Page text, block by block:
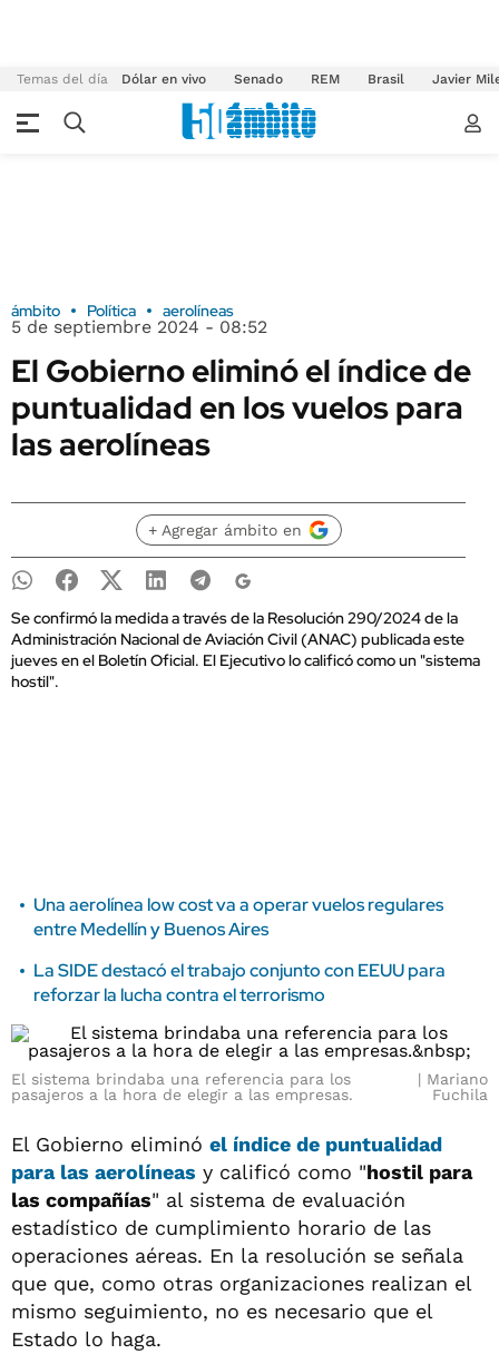
Temas del día Dólar en vivo Senado REM Brasil Javier
ámbito Política aerolíneas
5 de septiembre 2024 - 08:52
El Gobierno eliminó el índice de
puntualidad en los vuelos para
las aerolíneas
+ Agregar ámbito en
Se confirmó la medida a través de la Resolución 290/2024 de la
Administración Nacional de Aviación Civil (ANAC) publicada este
jueves en el Boletín Oficial. El Ejecutivo lo calificó como un "sistema
hostil".
Una aerolínea low cost va a operar vuelos regulares
entre Medellín y Buenos Aires
La SIDE destacó el trabajo conjunto con EEUU para
reforzar la lucha contra el terrorismo
El sistema brindaba una referencia para los
pasajeros a la hora de elegir a las empresas.
Mariano
Fuchila
El Gobierno eliminó el índice de puntualidad
para las aerolíneas y calificó como "hostil para
las compañías" al sistema de evaluación
estadístico de cumplimiento horario de las
operaciones aéreas. En la resolución se señala
que que, como otras organizaciones realizan el
mismo seguimiento, no es necesario que el
Estado lo haga.